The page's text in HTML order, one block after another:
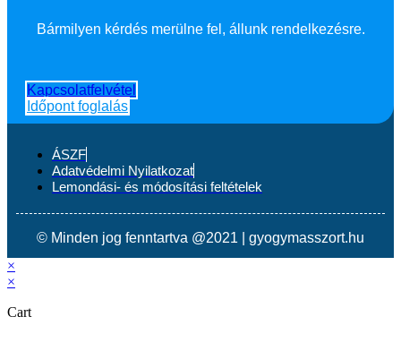
Bármilyen kérdés merülne fel, állunk rendelkezésre.
Kapcsolatfelvétel
Időpont foglalás
ÁSZF
Adatvédelmi Nyilatkozat
Lemondási- és módosítási feltételek
© Minden jog fenntartva @2021 | gyogymasszort.hu
×
×
Cart